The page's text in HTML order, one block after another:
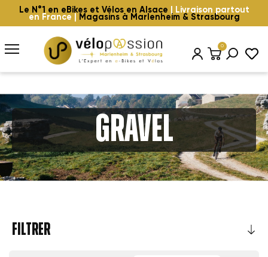
Le N°1 en eBikes et Vélos en Alsace | Livraison partout
en France | Magasins à Marlenheim & Strasbourg
0
Gravel
FILTRER